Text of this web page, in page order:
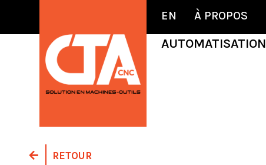
EN À PROPOS
AUTOMATISATION
RETOUR